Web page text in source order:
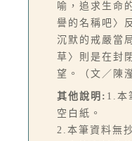
喻，追求生命
譽的名稱吧〉
沉默的戒嚴當
草〉則是在封
望。（文／陳
其他說明: 1.本
空白紙。
2.本筆資料無